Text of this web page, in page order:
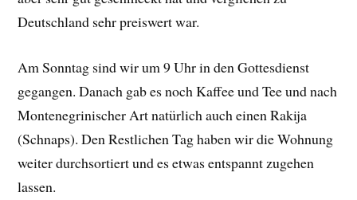
Deutschland sehr preiswert war.
Am Sonntag sind wir um 9 Uhr in den Gottesdienst
gegangen. Danach gab es noch Kaffee und Tee und nach
Montenegrinischer Art natürlich auch einen Rakija
(Schnaps). Den Restlichen Tag haben wir die Wohnung
weiter durchsortiert und es etwas entspannt zugehen
lassen.